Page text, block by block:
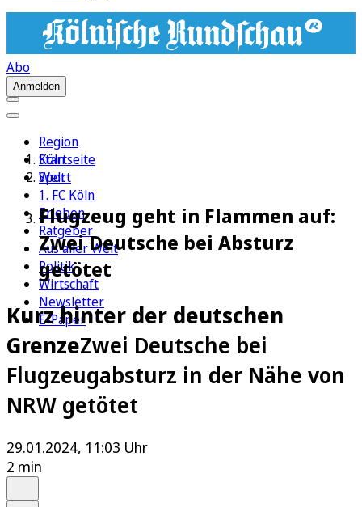
Abo
Anmelden
Region
Köln
Sport
1. FC Köln
Erleben
Ratgeber
Aus aller Welt
Politik
Wirtschaft
Newsletter
E-Paper
Startseite
Welt
Flugzeug geht in Flammen auf:
Zwei Deutsche bei Absturz
getötet
Kurz hinter der deutschen
GrenzeZwei Deutsche bei
Flugzeugabsturz in der Nähe von
NRW getötet
29.01.2024, 11:03 Uhr
2 min